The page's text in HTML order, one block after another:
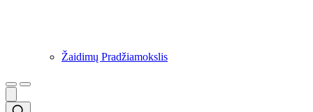
Žaidimų Pradžiamokslis